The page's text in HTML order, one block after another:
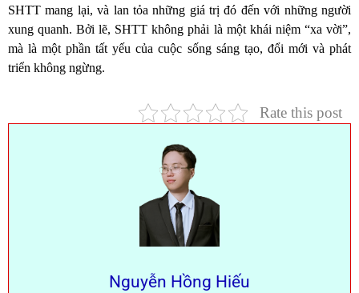
SHTT mang lại, và lan tỏa những giá trị đó đến với những người
xung quanh. Bởi lẽ, SHTT không phải là một khái niệm “xa vời”,
mà là một phần tất yếu của cuộc sống sáng tạo, đổi mới và phát
triển không ngừng.
Rate this post
Nguyễn Hồng Hiếu